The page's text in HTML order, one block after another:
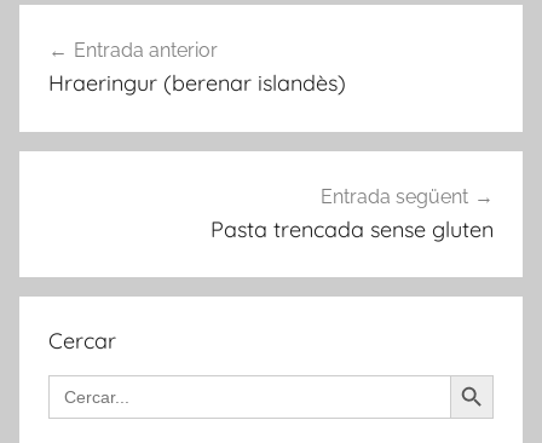
d'entrades
Entrada anterior
Hraeringur (berenar islandès)
Entrada següent
Pasta trencada sense gluten
Cercar
Search
for:
Search Button